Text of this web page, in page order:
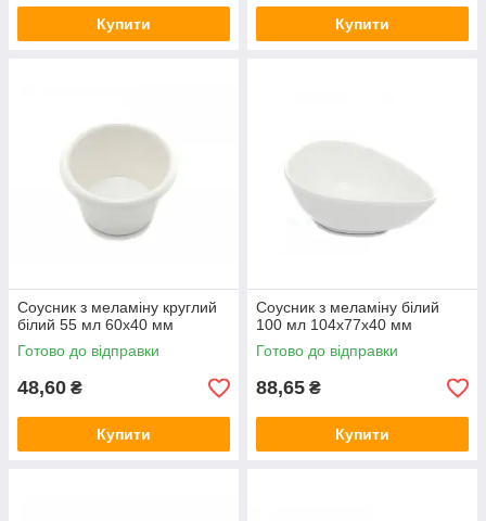
Купити Купити
Соусник з меламіну круглий
білий 55 мл 60х40 мм
Готово до відправки
48,60 ₴
Купити
Соусник з меламіну білий
100 мл 104х77х40 мм
Готово до відправки
88,65 ₴
Купити